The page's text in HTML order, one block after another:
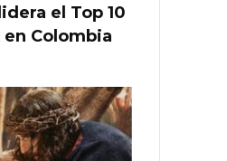
el Top 10
Colombia